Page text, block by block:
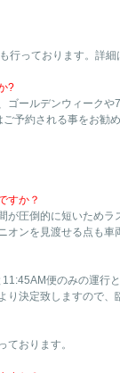
っております。詳細
?
ゴールデンウィーク
予約される事をお勧め
すか？
が圧倒的に短いため
ンを見渡せる点も車
便のみの運行
決定致しますので、
ております。